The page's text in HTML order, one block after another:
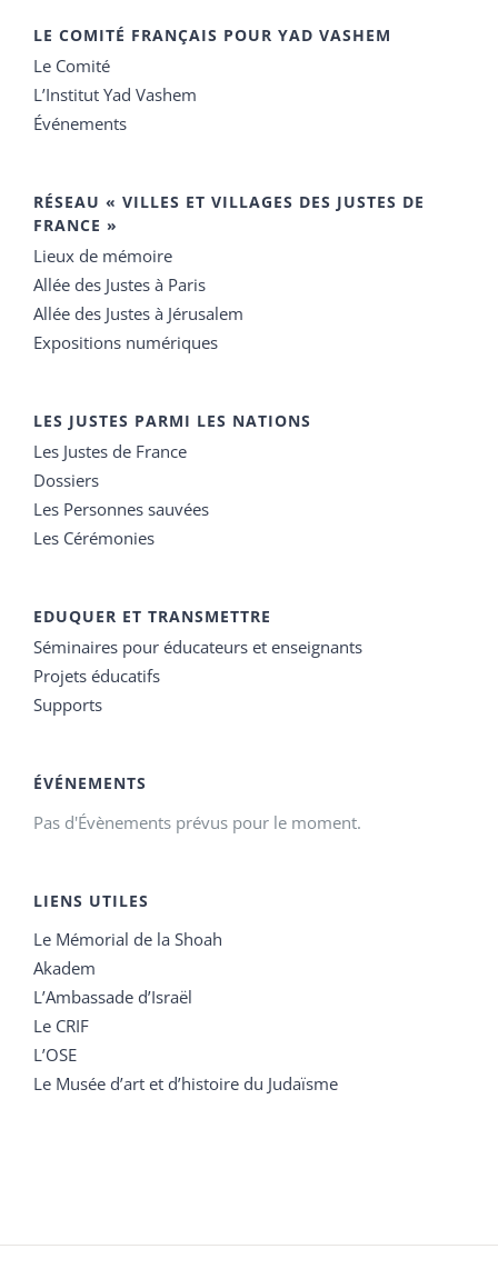
LE COMITÉ FRANÇAIS POUR YAD VASHEM
Le Comité
L’Institut Yad Vashem
Événements
RÉSEAU « VILLES ET VILLAGES DES JUSTES DE
FRANCE »
Lieux de mémoire
Allée des Justes à Paris
Allée des Justes à Jérusalem
Expositions numériques
LES JUSTES PARMI LES NATIONS
Les Justes de France
Dossiers
Les Personnes sauvées
Les Cérémonies
EDUQUER ET TRANSMETTRE
Séminaires pour éducateurs et enseignants
Projets éducatifs
Supports
ÉVÉNEMENTS
Pas d'Évènements prévus pour le moment.
LIENS UTILES
Le Mémorial de la Shoah
Akadem
L’Ambassade d’Israël
Le CRIF
L’OSE
Le Musée d’art et d’histoire du Judaïsme